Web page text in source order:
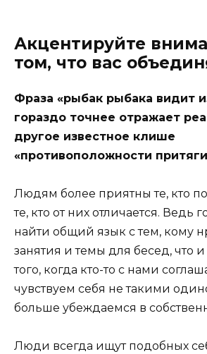
Акцентируйте
том, что вас
Фраза «рыбак рыбака видит
гораздо точнее отражает
другое известное клише
«противоположности
Людям более приятны те, кто
те, кто от них отличается. Ведь
найти общий язык с тем, кому
занятия и темы для бесед, что
того, когда кто-то с нами
чувствуем себя не такими
больше убеждаемся в
Люди всегда ищут подобных